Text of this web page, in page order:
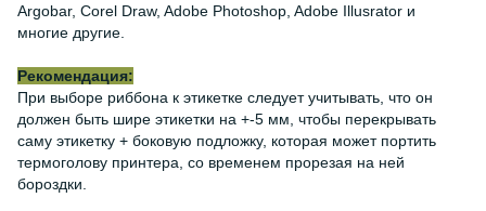
Argobar, Corel Draw, Adobe Photoshop, Adobe Illusrator и
многие другие.
Рекомендация:
При выборе риббона к этикетке следует учитывать, что он
должен быть шире этикетки на +-5 мм, чтобы перекрывать
саму этикетку + боковую подложку, которая может портить
термоголову принтера, со временем прорезая на ней
бороздки.